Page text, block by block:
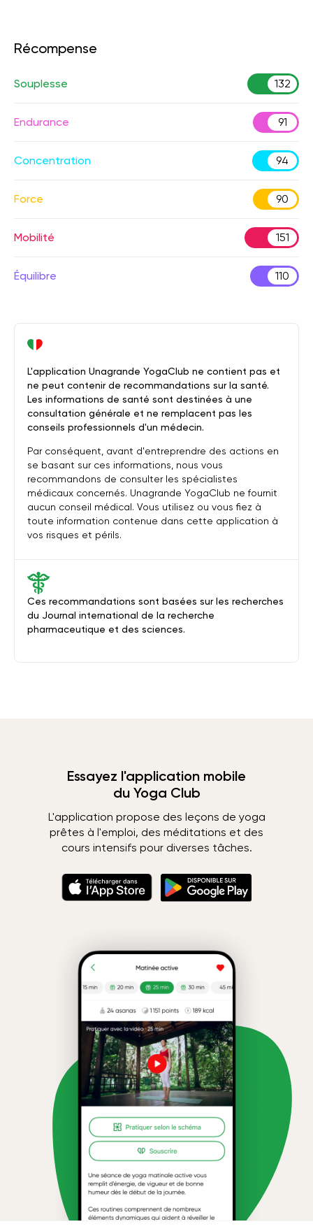
Récompense
Souplesse 132
Endurance 91
Concentration 94
Force 90
Mobilité 151
Équilibre 110
Ces recommandations sont basées sur les recherches
du Journal international de la recherche
pharmaceutique et des sciences.
L'application Unagrande YogaClub ne contient pas et
ne peut contenir de recommandations sur la santé.
Les informations de santé sont destinées à une
consultation générale et ne remplacent pas les
conseils professionnels d'un médecin.
Par conséquent, avant d'entreprendre des actions en
se basant sur ces informations, nous vous
recommandons de consulter les spécialistes
médicaux concernés. Unagrande YogaClub ne fournit
aucun conseil médical. Vous utilisez ou vous fiez à
toute information contenue dans cette application à
vos risques et périls.
Essayez l'application mobile
du Yoga Club
L'application propose des leçons de yoga
prêtes à l'emploi, des méditations et des
cours intensifs pour diverses tâches.